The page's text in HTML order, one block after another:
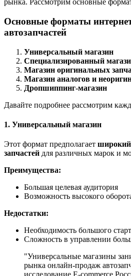
рынка. Рассмотрим основные
Основные форматы
автозапчастей
Универсальный магазин
Специализированный
Магазин оригинальных
Магазин аналогов и
Дропшиппинг-магазин
Давайте подробнее рассмотрим
1. Универсальный магазин
Этот формат предполагает широкий
запчастей для различных марок и
Преимущества:
Большая целевая аудитория
Возможность высокого
Недостатки:
Необходимость большого
Сложность в управлении
"Универсальные магазины
рынка онлайн-продаж
исследование E-commerce